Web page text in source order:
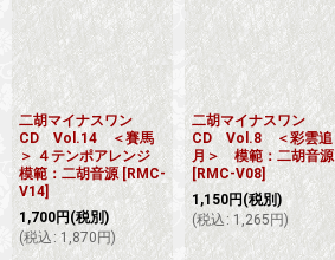
二胡マイナスワン
CD Vol.14 ＜賽馬
＞ ４テンポアレンジ
模範：二胡音源 [RMC-
V14]
1,700円 (税別)
(税込 : 1,870 円)
二胡マイナスワン
CD Vol.8 ＜彩雲追
月＞ 模範：二胡音源
[RMC-V08]
1,150円(税別)
(税込 : 1,265円)